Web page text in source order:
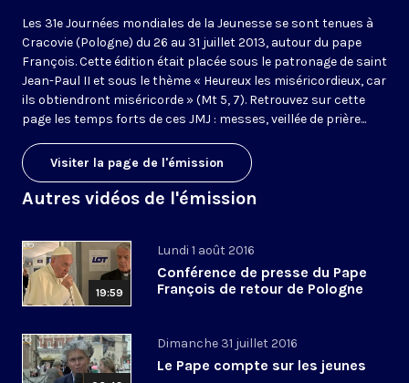
Les 31e Journées mondiales de la Jeunesse se sont tenues à
Cracovie (Pologne) du 26 au 31 juillet 2013, autour du pape
François. Cette édition était placée sous le patronage de saint
Jean-Paul II et sous le thème « Heureux les miséricordieux, car
ils obtiendront miséricorde » (Mt 5, 7). Retrouvez sur cette
page les temps forts de ces JMJ : messes, veillée de prière...
Visiter la page de l'émission
Autres vidéos de l'émission
19:59
Lundi 1 août 2016
Conférence de presse du Pape
François de retour de Pologne
Dimanche 31 juillet 2016
Le Pape compte sur les jeunes